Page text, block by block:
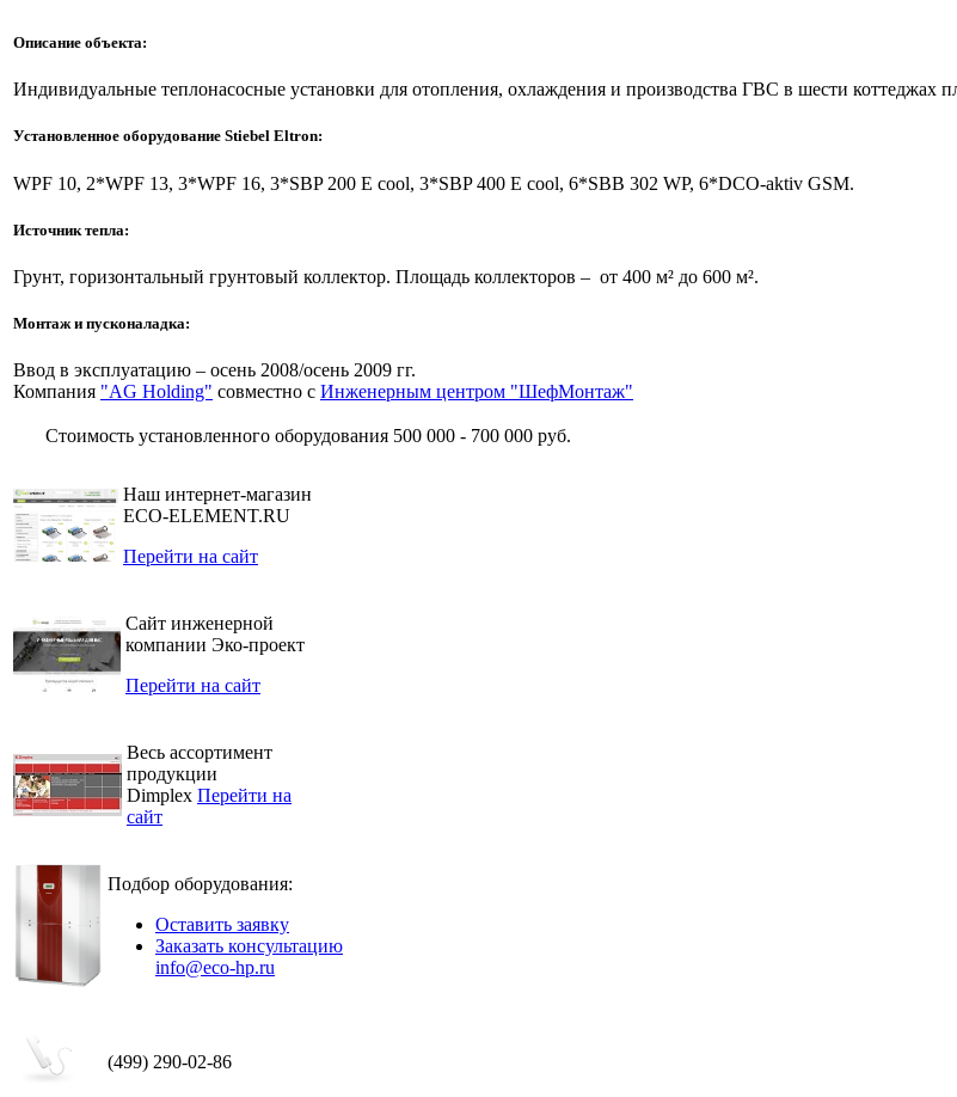
Описание объекта:
Индивидуальные теплонасосные установки для отопления, охлаждения и производства ГВС в шести коттеджах
Установленное оборудование Stiebel Eltron:
WPF 10, 2*WPF 13, 3*WPF 16, 3*SBP 200 E cool, 3*SBP 400 E cool, 6*SBB 302 WP, 6*DCO-aktiv GSM.
Источник тепла:
Грунт, горизонтальный грунтовый коллектор. Площадь коллекторов – от 400 м² до 600 м².
Монтаж и пусконаладка:
Ввод в эксплуатацию – осень 2008/осень 2009 гг.
Компания "AG Holding" совместно с Инженерным центром "ШефМонтаж"
Стоимость установленного оборудования 500 000 - 700 000 руб.
Наш интернет-магазин
ECO-ELEMENT.RU
Перейти на сайт
Сайт инженерной
компании Эко-проект
Перейти на сайт
Весь ассортимент
продукции
Dimplex Перейти на
сайт
Подбор оборудования:
Оставить заявку
Заказать консультацию
info@eco-hp.ru
(499) 290-02-86